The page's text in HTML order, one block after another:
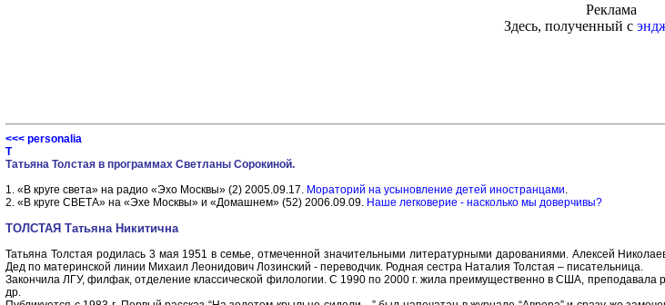
Реклама
Здесь, полученный с
<<< personalia
Т
Татьяна Толстая в программах Светланы Сорокиной.
1. «В круге света» на радио «Эхо Москвы» (2) 2005.09.17. Мораторий на усыновление детей иностранцами.
2. «В круге СВЕТА» на «Эхе Москвы» и «Домашнем» (52) 2006.09.09. Наше легковерие - насколько мы доверчивы?
ТОЛСТАЯ Татьяна Никитична
Татьяна Толстая родилась 3 мая 1951 в семье, отмеченной значительными литературными дарованиями. Алексей
Дед по материнской линии Михаил Леонидович Лозинский - переводчик. Родная сестра Наталия Толстая – писательница.
Закончила ЛГУ, филфак, отделение классической филологии. С 1990 по 2000 г. жила преимущественно в США, преподавала
др.